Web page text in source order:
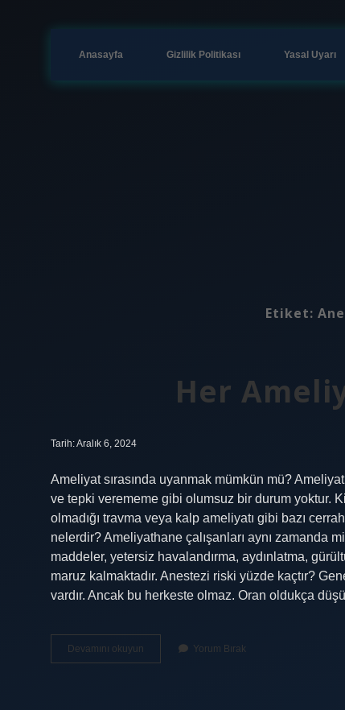
Anasayfa Gizlilik Politikası Yasal Uyarı
Etiket:
Her
Tarih: Aralık 6, 2024
Ameliyat sırasında uyanmak mümkün mü? Ameliyat
ve tepki verememe gibi olumsuz bir durum yoktur.
olmadığı travma veya kalp ameliyatı gibi bazı
nelerdir? Ameliyathane çalışanları aynı zamanda
maddeler, yetersiz havalandırma, aydınlatma,
maruz kalmaktadır. Anestezi riski yüzde kaçtır?
vardır. Ancak bu herkeste olmaz. Oran oldukça
Devamını okuyun
Ameliyatta
Yorum Bırak